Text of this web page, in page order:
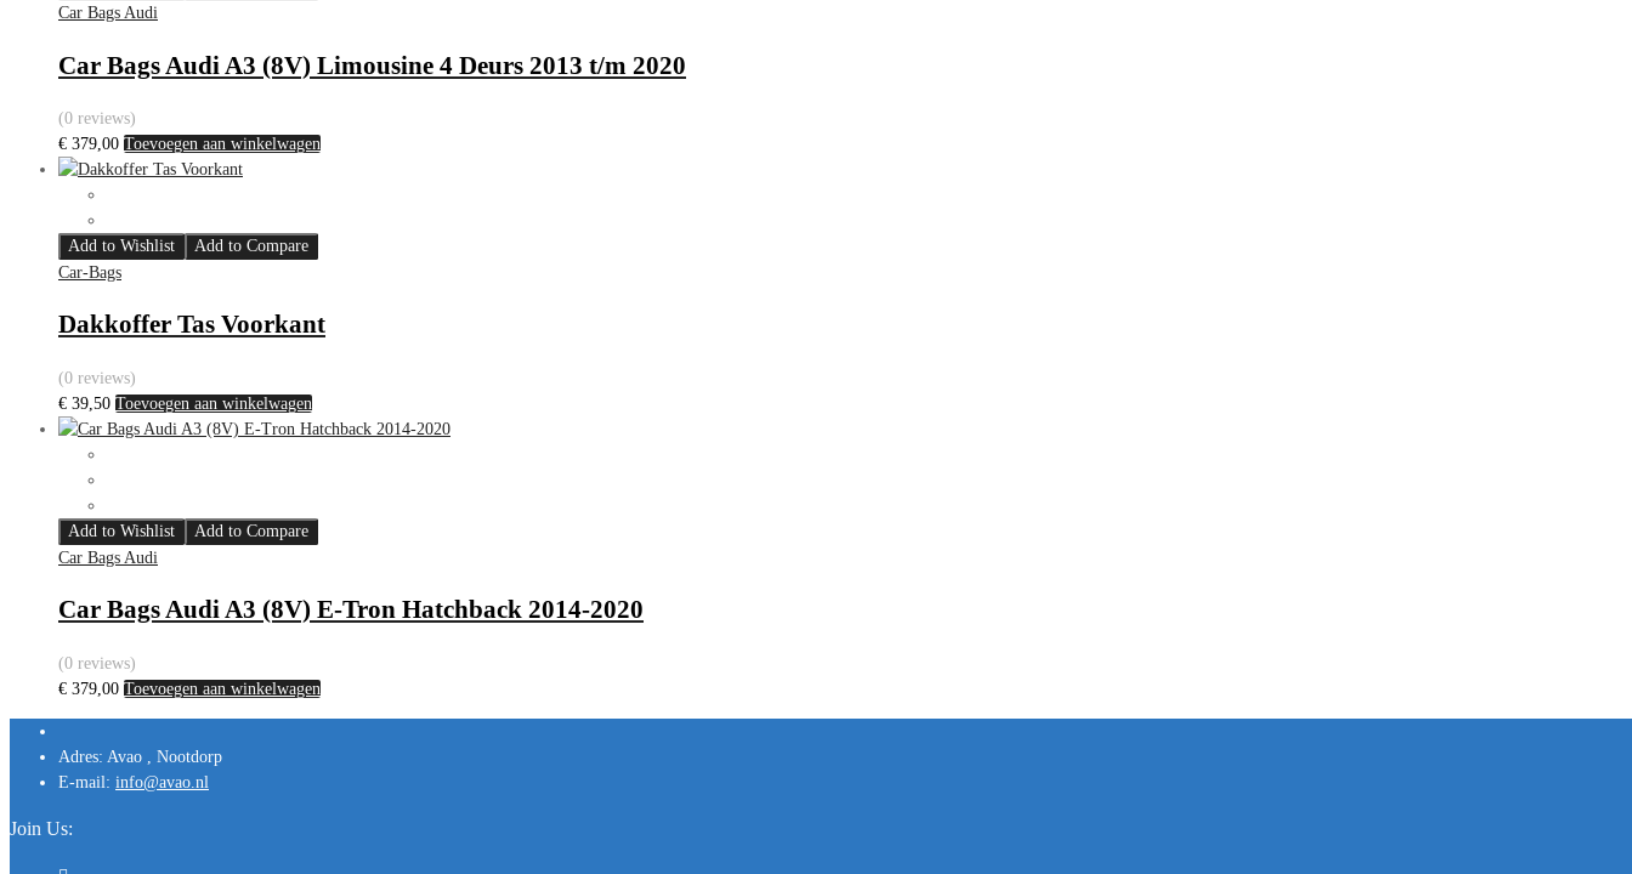
Car Bags Audi
Car Bags Audi A3 (8V) Limousine 4 Deurs 2013 t/m 2020
(0 reviews)
€ 379,00 Toevoegen aan winkelwagen
Add to Wishlist
Add to Compare
Car-Bags
Dakkoffer Tas Voorkant
(0 reviews)
€ 39,50 Toevoegen aan winkelwagen
Add to Wishlist
Add to Compare
Car Bags Audi
Car Bags Audi A3 (8V) E-Tron Hatchback 2014-2020
(0 reviews)
€ 379,00 Toevoegen aan winkelwagen
Adres: Avao , Nootdorp
E-mail: info@avao.nl
Join Us: